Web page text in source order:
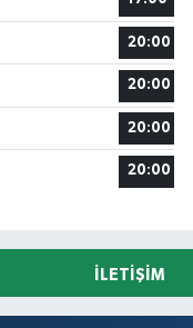
20:00
20:00
20:00
20:00
İLETIŞIM